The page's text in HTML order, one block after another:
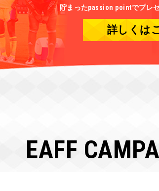
貯まったpassion pointでプレ
詳しくは
EAFF